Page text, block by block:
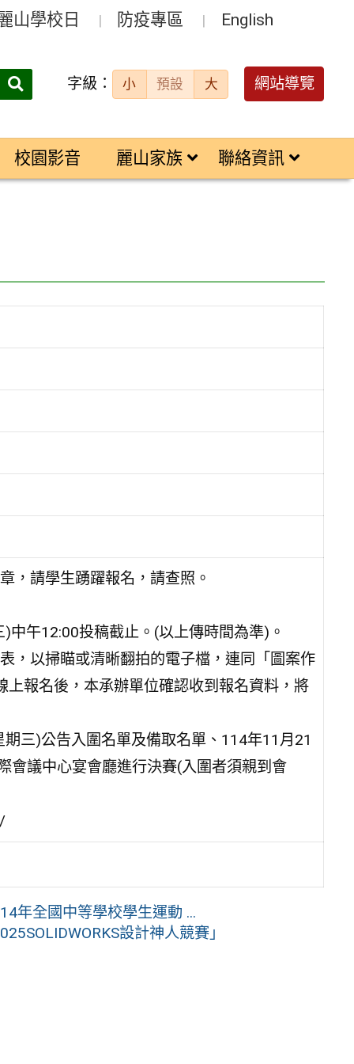
山學校日 防疫專區 English
搜
字級： 小 預設 大 網站導覽
校園影音 麗山家族 聯絡資訊
，請學生踴躍報名，請查照。
午12:00投稿截止。(以上傳時間為準)。
，以掃瞄或清晰翻拍的電子檔，連同「圖案作
報名後，本承辦單位確認收到報名資料，將
三)公告入圍名單及備取名單、114年11月21
會議中心宴會廳進行決賽(入圍者須親到會
年全國中等學校學生運動 ...
設計神人競賽」